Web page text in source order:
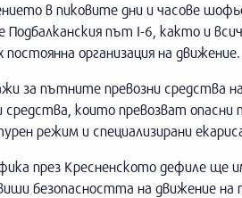
в пиковите дни и часове
път I-6, както и
организация на движение.
за пътните превозни средства
които превозват
режим и специализирани
през Кресненското дефиле ще
безопасността на движение